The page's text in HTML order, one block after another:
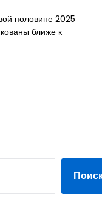
половине 2025
ближе к